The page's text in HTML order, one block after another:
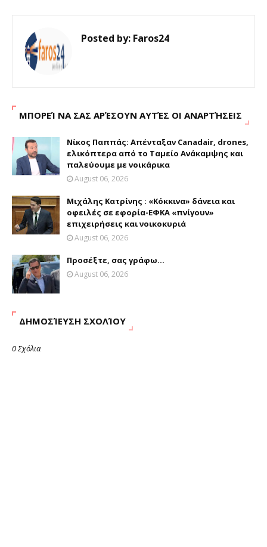
Posted by: Faros24
ΜΠΟΡΕΊ ΝΑ ΣΑΣ ΑΡΈΣΟΥΝ ΑΥΤΈΣ ΟΙ ΑΝΑΡΤΉΣΕΙΣ
Νίκος Παππάς: Απένταξαν Canadair, drones,
ελικόπτερα από το Ταμείο Ανάκαμψης και
παλεύουμε με νοικάρικα
August 06, 2026
Μιχάλης Κατρίνης : «Κόκκινα» δάνεια και
οφειλές σε εφορία-ΕΦΚΑ «πνίγουν»
επιχειρήσεις και νοικοκυριά
August 06, 2026
Προσέξτε, σας γράφω...
August 06, 2026
ΔΗΜΟΣΊΕΥΣΗ ΣΧΟΛΊΟΥ
0 Σχόλια